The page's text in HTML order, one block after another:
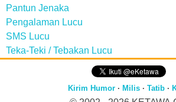
Pantun Jenaka
Pengalaman Lucu
SMS Lucu
Teka-Teki / Tebakan Lucu
Kirim Humor· Milis· Tatib·